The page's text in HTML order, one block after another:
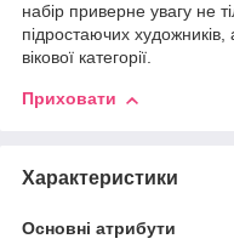
набір приверне увагу не
підростаючих
вікової категорії.
Приховати
Характеристики
Основні атрибути